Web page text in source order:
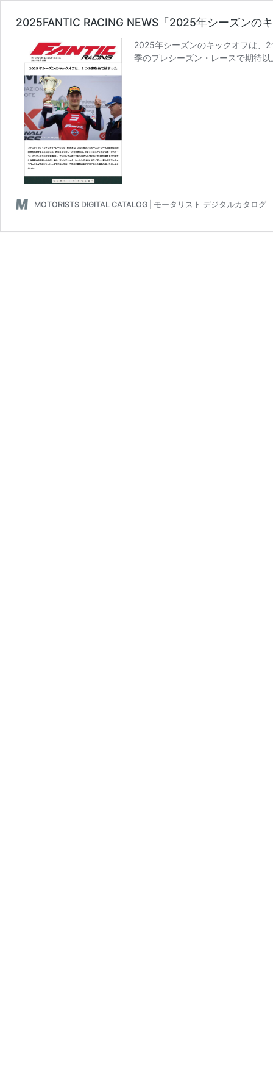
2025FANTIC RACING NEWS「2025年シーズンの
2025年シーズンのキックオフは、
季のプレシーズン・レースで期待
MOTORISTS DIGITAL CATALOG | モータリスト デジタルカタログ